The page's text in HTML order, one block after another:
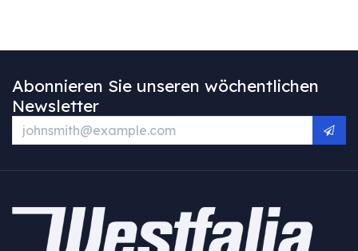
Abonnieren Sie unseren wöchentlichen
Newsletter